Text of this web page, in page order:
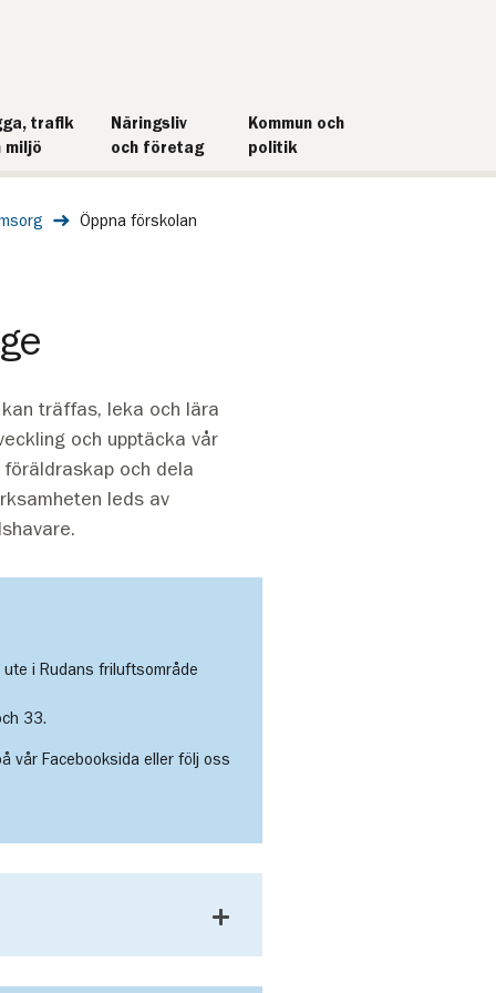
trafik
miljö
Näringsliv
och företag
Kommun och
politik
Öppna förskolan
träffas, leka och lära
och upptäcka vår
och dela
leds av
i Rudans friluftsområde
33.
vår Facebooksida eller följ oss